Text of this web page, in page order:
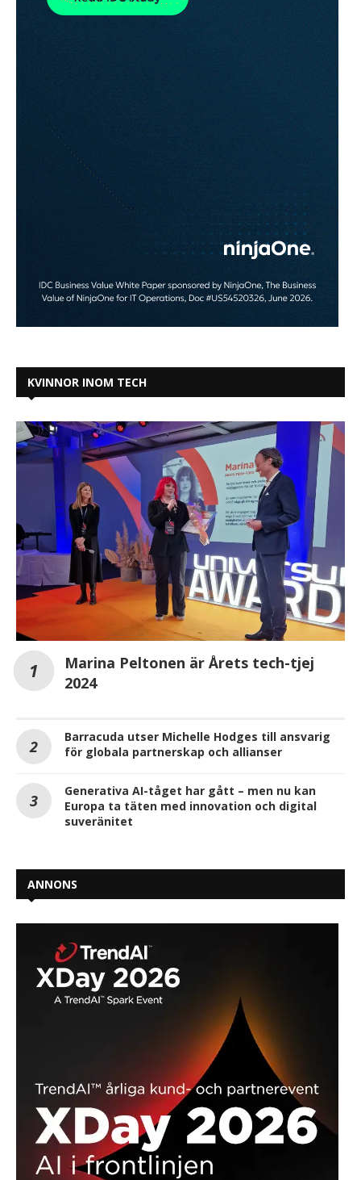
KVINNOR INOM TECH
Marina Peltonen är Årets tech-tjej
2024
Barracuda utser Michelle Hodges till ansvarig
för globala partnerskap och allianser
Generativa AI-tåget har gått – men nu kan
Europa ta täten med innovation och digital
suveränitet
ANNONS